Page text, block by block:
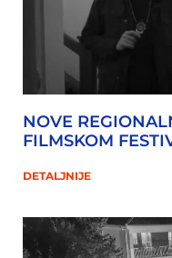
NOVE
FILMSKOM
DETALJNIJE